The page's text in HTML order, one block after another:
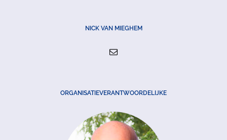
NICK VAN MIEGHEM
ORGANISATIEVERANTWOORDELIJKE